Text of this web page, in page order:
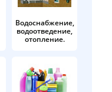
Водоснабжение,
водоотведение,
отопление.